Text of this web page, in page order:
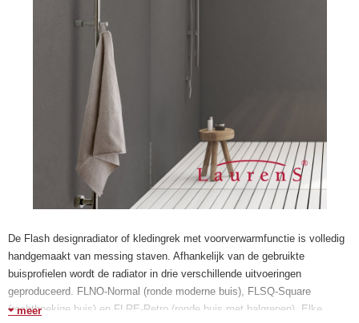
De Flash designradiator of kledingrek met voorverwarmfunctie is volledig
handgemaakt van messing staven. Afhankelijk van de gebruikte
buisprofielen wordt de radiator in drie verschillende uitvoeringen
geproduceerd. FLNO-Normal (ronde moderne buis), FLSQ-Square
(rechthoekige buis) en FLRE-Retro (ronde buis met balgrepen). Elke
meer